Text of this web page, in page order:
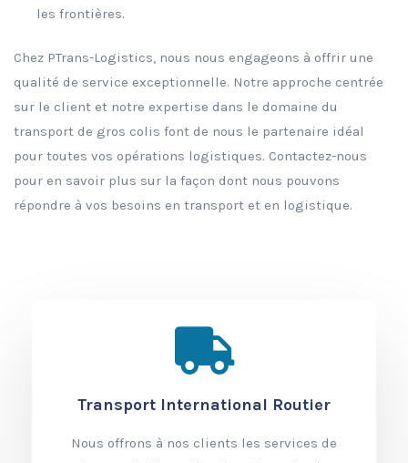
les frontières.
Chez PTrans-Logistics, nous nous engageons à offrir une
qualité de service exceptionnelle. Notre approche centrée
sur le client et notre expertise dans le domaine du
transport de gros colis font de nous le partenaire idéal
pour toutes vos opérations logistiques. Contactez-nous
pour en savoir plus sur la façon dont nous pouvons
répondre à vos besoins en transport et en logistique.
Transport International Routier
Nous offrons à nos clients les services de